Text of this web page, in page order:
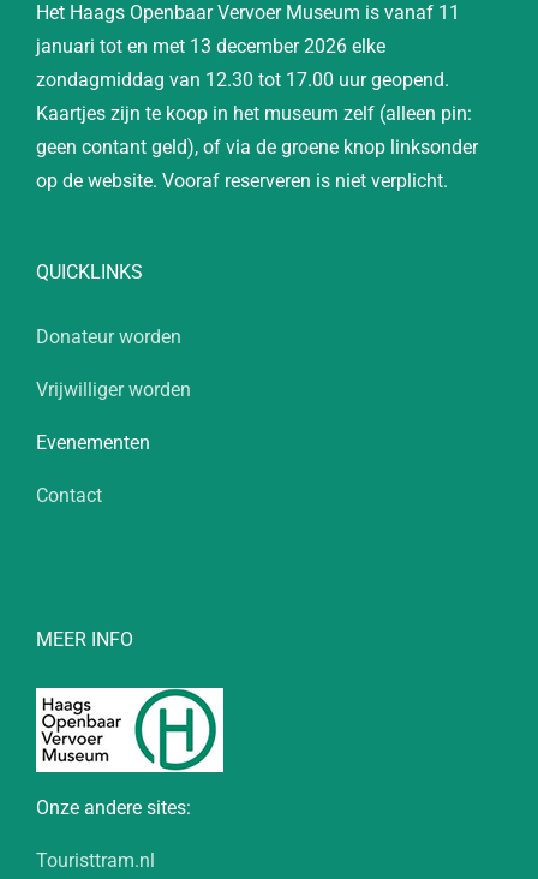
Het Haags Openbaar Vervoer Museum is vanaf 11
januari tot en met 13 december 2026 elke
zondagmiddag van 12.30 tot 17.00 uur geopend.
Kaartjes zijn te koop in het museum zelf (alleen pin:
geen contant geld), of via de groene knop linksonder
op de website. Vooraf reserveren is niet verplicht.
QUICKLINKS
Donateur worden
Vrijwilliger worden
Evenementen
Contact
MEER INFO
Onze andere sites:
Touristtram.nl